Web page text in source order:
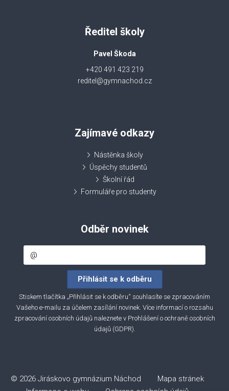
Ředitel školy
Pavel Škoda
+420 491 423 219
reditel@gymnachod.cz
Zajímavé odkazy
Nástěnka školy
Úspěchy studentů
Školní řád
Formuláře pro studenty
Odběr novinek
Stiskem tlačítka „Přihlásit se k odběru“ souhlasíte se zpracováním
Vašeho e-mailu za účelem zasílání novinek. Více informací o rozsahu
zpracování osobních údajů naleznete v Prohlášení o ochraně osobních
údajů (GDPR).
© 2026 Jiráskovo gymnázium Náchod Mapa stránek